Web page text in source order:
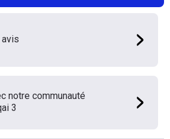
notre communauté
3